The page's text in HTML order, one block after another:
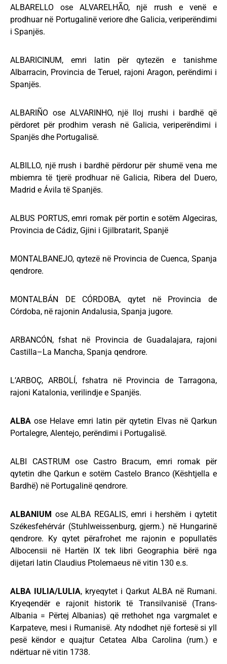
ALBARELLO ose ALVARELHÃO, një rrush e venë e
prodhuar në Portugalinë veriore dhe Galicia, veriperëndimi
i Spanjës.
ALBARICINUM, emri latin për qytezën e tanishme
Albarracin, Provincia de Teruel, rajoni Aragon, perëndimi i
Spanjës.
ALBARIÑO ose ALVARINHO, një lloj rrushi i bardhë që
përdoret për prodhim verash në Galicia, veriperëndimi i
Spanjës dhe Portugalisë.
ALBILLO, një rrush i bardhë përdorur për shumë vena me
mbiemra të tjerë prodhuar në Galicia, Ribera del Duero,
Madrid e Ávila të Spanjës.
ALBUS PORTUS, emri romak për portin e sotëm Algeciras,
Provincia de Cádiz, Gjini i Gjilbratarit, Spanjë
MONTALBANEJO, qytezë në Provincia de Cuenca, Spanja
qendrore.
MONTALBÁN DE CÓRDOBA, qytet në Provincia de
Córdoba, në rajonin Andalusia, Spanja jugore.
ARBANCÓN, fshat në Provincia de Guadalajara, rajoni
Castilla–La Mancha, Spanja qendrore.
L’ARBOÇ, ARBOLÍ, fshatra në Provincia de Tarragona,
rajoni Katalonia, verilindje e Spanjës.
ALBA ose Helave emri latin për qytetin Elvas në Qarkun
Portalegre, Alentejo, perëndimi i Portugalisë.
ALBI CASTRUM ose Castro Bracum, emri romak për
qytetin dhe Qarkun e sotëm Castelo Branco (Kështjella e
Bardhë) në Portugalinë qendrore.
ALBANIUM ose ALBA REGALIS, emri i hershëm i qytetit
Székesfehérvár (Stuhlweissenburg, gjerm.) në Hungarinë
qendrore. Ky qytet përafrohet me rajonin e popullatës
Albocensii në Hartën IX tek libri Geographia bërë nga
dijetari latin Claudius Ptolemaeus në vitin 130 e.s.
ALBA IULIA/LULIA, kryeqytet i Qarkut ALBA në Rumani.
Kryeqendër e rajonit historik të Transilvanisë (Trans-
Albania = Përtej Albanias) që rrethohet nga vargmalet e
Karpateve, mesi i Rumanisë. Aty ndodhet një fortesë si yll
pesë këndor e quajtur Cetatea Alba Carolina (rum.) e
ndërtuar në vitin 1738.